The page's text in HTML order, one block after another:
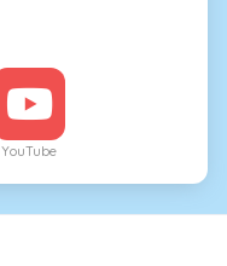
YouTube